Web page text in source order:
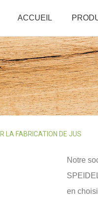
ACCUEIL
LA FABRICATION DE JUS
Notre
en